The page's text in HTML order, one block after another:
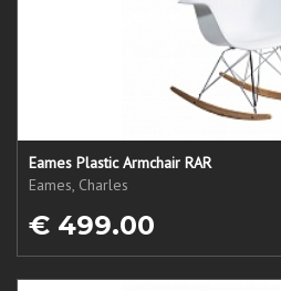
Eames Plastic Armchair RAR
Eames, Charles
€ 499.00